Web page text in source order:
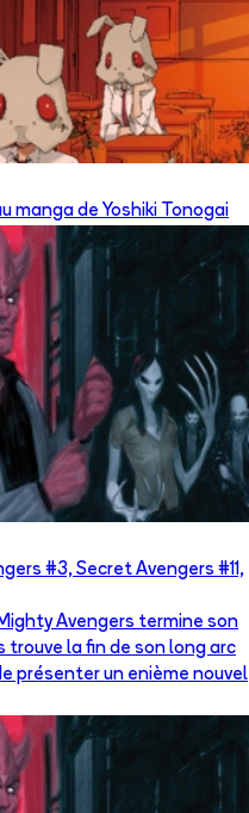
manga de Yoshiki Tonogai
#3, Secret Avengers #11,
Avengers termine son
la fin de son long arc
présenter un enième nouvel